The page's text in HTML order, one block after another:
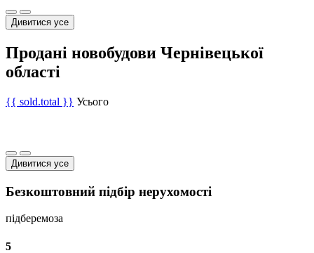
Дивитися усе
Продані новобудови Чернівецької
області
{{ sold.total }} Усього
Дивитися усе
Безкоштовний підбір нерухомості
підберемоза
5